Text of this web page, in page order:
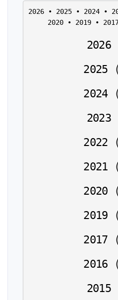
2026 • 2025 • 2024 •
2020 • 2019 •
2026
2025
2024
2023
2022
2021
2020
2019
2017
2016
2015